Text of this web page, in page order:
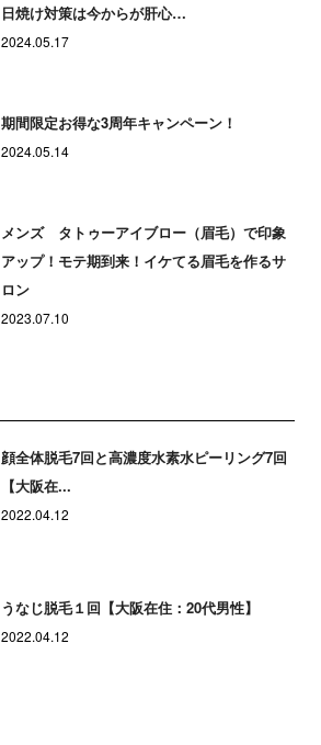
日焼け対策は今からが肝心…
2024.05.17
期間限定お得な3周年キャンペーン！
2024.05.14
メンズ タトゥーアイブロー（眉毛）で印象
アップ！モテ期到来！イケてる眉毛を作るサ
ロン
2023.07.10
顔全体脱毛7回と高濃度水素水ピーリング7回
【大阪在...
2022.04.12
うなじ脱毛１回【大阪在住：20代男性】
2022.04.12